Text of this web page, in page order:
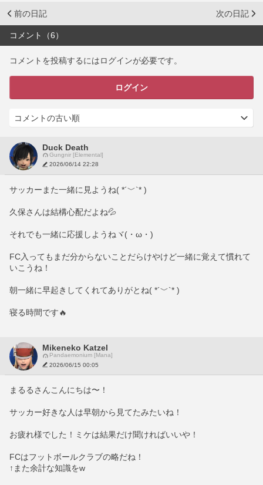
前の日記 次の日記
コメント（6）
コメントを投稿するにはログインが必要です。
ログイン
Duck Death
Gungnir [Elemental]
2026/06/14 22:28
サッカーまた一緒に見ようね( *´﹀`* )
久保さんは結構心配だよね💦
それでも一緒に応援しようねヾ(・ω・)ゞ
FC入ってもまだ分からないことだらけやけど一緒に覚えて慣れて
いこうね！
朝一緒に早起きしてくれてありがとね( *´﹀`* )
寝る時間です🔥
Mikeneko Katzel
Pandaemonium [Mana]
2026/06/15 00:05
まるるさんこんにちは〜！
サッカー好きな人は早朝から見てたみたいね！
お疲れ様でした！ミケは結果だけ聞ければいいや！
FCはフットボールクラブの略だね！
↑また余計な知識をw